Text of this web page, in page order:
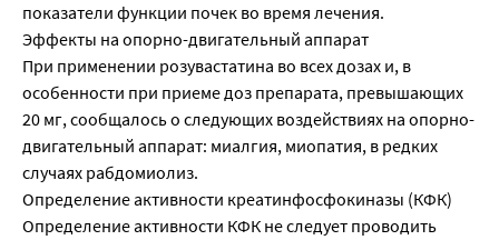
показатели функции почек во время лечения.
Эффекты на опорно-двигательный аппарат
При применении розувастатина во всех дозах и, в
особенности при приеме доз препарата, превышающих
20 мг, сообщалось о следующих воздействиях на опорно-
двигательный аппарат: миалгия, миопатия, в редких
случаях рабдомиолиз.
Определение активности креатинфосфокиназы (КФК)
Определение активности КФК не следует проводить